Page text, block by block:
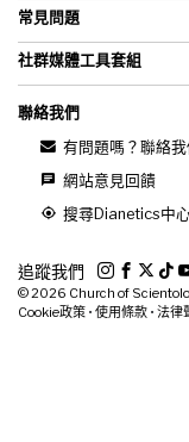
常見問題
社群媒體工具套組
聯絡我們
有問題嗎？聯絡我
網站意見回饋
搜尋Dianetics中
追蹤我們
© 2026 Church of
Cookie政策 • 使用條款 • 法律